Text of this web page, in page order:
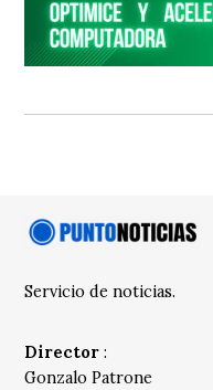
Servicio de noticias.
Director :
Gonzalo Patrone